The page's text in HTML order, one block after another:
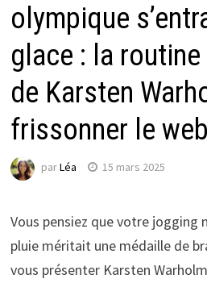
olympique
glace : la
de Karsten
frissonner le
parLéa 15 mars 2025
Vous pensiez que votre jogging
pluie méritait une médaille de
vous présenter Karsten